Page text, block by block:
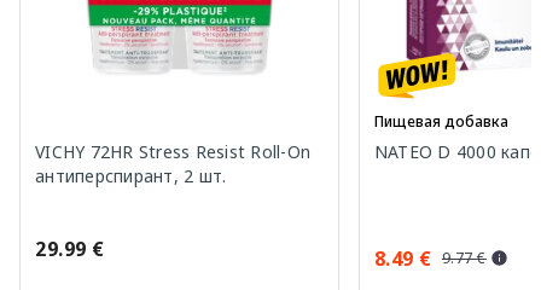
VICHY 72HR Stress Resist Roll-On
антиперспирант, 2 шт.
29.99 €
Пищевая добавка
NATEO D 4000
8.49 € 9.77 €